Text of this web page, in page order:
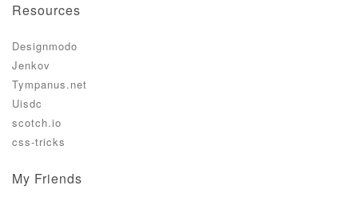
Resources
Designmodo
Jenkov
Tympanus.net
Uisdc
scotch.io
css-tricks
My Friends